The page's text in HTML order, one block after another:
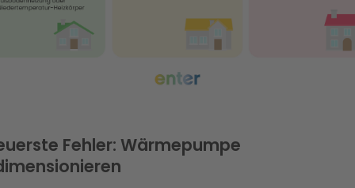
Fehler: Wärmepumpe